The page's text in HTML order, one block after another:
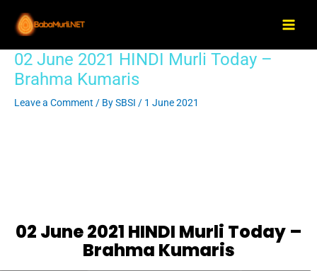
content
02 June 2021 HINDI Murli Today –
Brahma Kumaris
Leave a Comment / BySBSI / 1 June 2021
02 June 2021 HINDI Murli Today –
Brahma Kumaris
Post
navigation